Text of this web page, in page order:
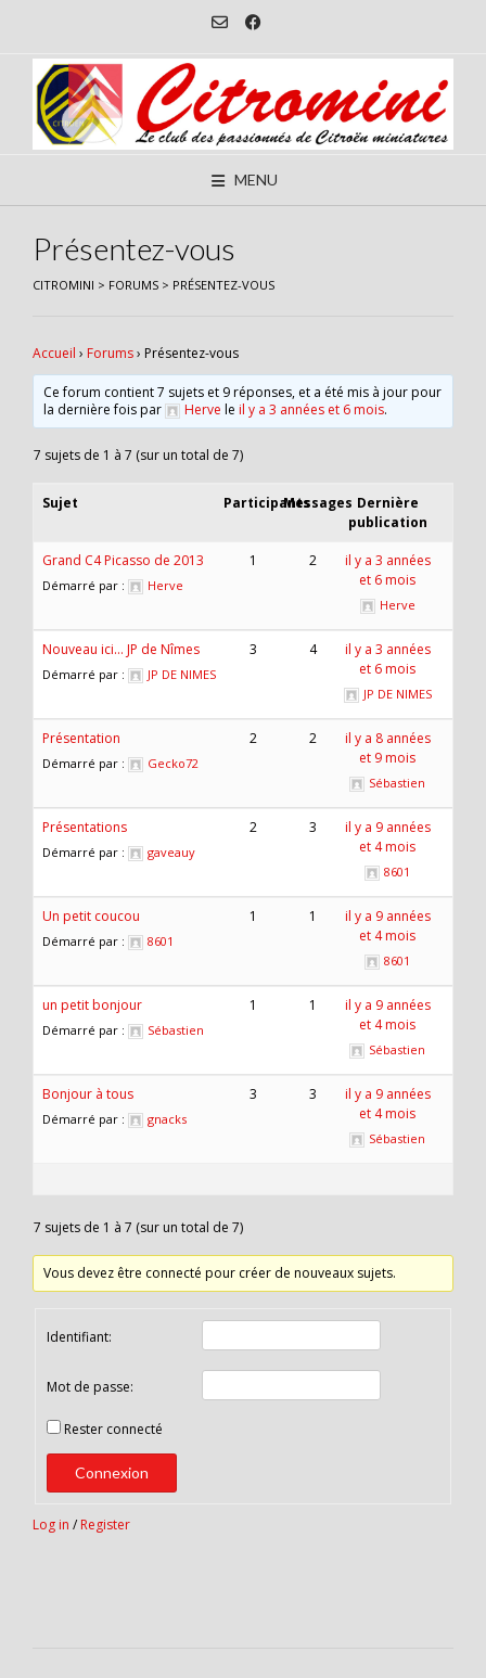
content
MENU
Présentez-vous
CITROMINI > FORUMS > PRÉSENTEZ-VOUS
Accueil › Forums› Présentez-vous
Ce forum contient 7 sujets et 9 réponses, et a été mis à jour pour
la dernière fois par
Herve leil y a 3 années et 6 mois.
7 sujets de 1 à 7 (sur un total de 7)
Sujet ParticipantsMessages Dernière
publication
Grand C4 Picasso de 2013
Démarré par : Herve
1 2
il y a 3 années
et 6 mois
Herve
Nouveau ici… JP de Nîmes
Démarré par : JP DE NIMES
3 4
il y a 3 années
et 6 mois
JP DE NIMES
Présentation
Démarré par : Gecko72
2 2
il y a 8 années
et 9 mois
Sébastien
Présentations
Démarré par : gaveauy
2 3
il y a 9 années
et 4 mois
8601
Un petit coucou
Démarré par : 8601
1 1
il y a 9 années
et 4 mois
8601
un petit bonjour
Démarré par : Sébastien
1 1
il y a 9 années
et 4 mois
Sébastien
Bonjour à tous
Démarré par : gnacks
3 3
il y a 9 années
et 4 mois
Sébastien
7 sujets de 1 à 7 (sur un total de 7)
Vous devez être connecté pour créer de nouveaux sujets.
Identifiant:
Mot de passe:
Rester connecté
Connexion
Log in / Register